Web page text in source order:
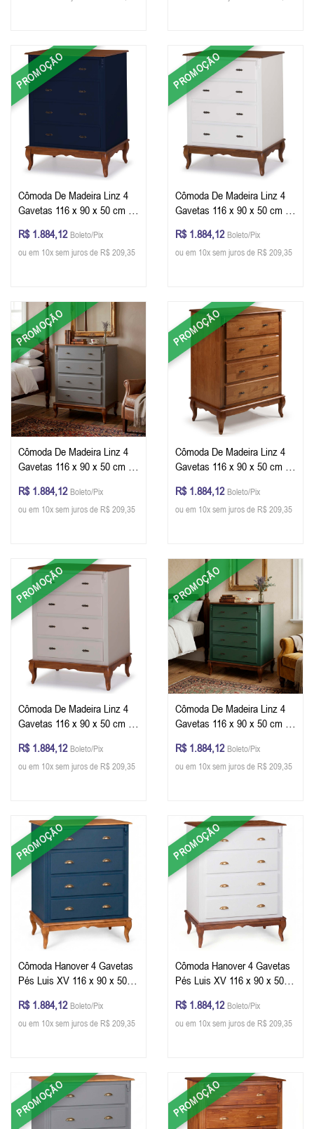
PROMOÇÃO
Cômoda De Madeira Linz 4
Gavetas 116 x 90 x 50 cm -
Glazer
R$ 1.884,12 Boleto/Pix
ou em 10x sem juros de R$ 209,35
PROMOÇÃO
Cômoda De Madeira Linz 4
Gavetas 116 x 90 x 50 cm -
R$ 1.884,12 Boleto/Pix
ou em 10x sem juros de R$ 209,35
PROMOÇÃO
Cômoda De Madeira Linz 4
Gavetas 116 x 90 x 50 cm -
Glazer
R$ 1.884,12 Boleto/Pix
ou em 10x sem juros de R$ 209,35
PROMOÇÃO
Cômoda De Madeira Linz 4
Gavetas 116 x 90 x 50 cm -
R$ 1.884,12 Boleto/Pix
ou em 10x sem juros de R$ 209,35
PROMOÇÃO
Cômoda De Madeira Linz 4
Gavetas 116 x 90 x 50 cm -
R$ 1.884,12 Boleto/Pix
ou em 10x sem juros de R$ 209,35
PROMOÇÃO
Cômoda De Madeira Linz 4
Gavetas 116 x 90 x 50 cm -
Glazer
R$ 1.884,12 Boleto/Pix
ou em 10x sem juros de R$ 209,35
PROMOÇÃO
Cômoda Hanover 4 Gavetas
Pés Luis XV 116 x 90 x 50
Petróleo/Imbuia Glazer
R$ 1.884,12 Boleto/Pix
ou em 10x sem juros de R$ 209,35
PROMOÇÃO
Cômoda Hanover 4 Gavetas
Pés Luis XV 116 x 90 x 50
Branco/Imbuia Glazer
R$ 1.884,12 Boleto/Pix
ou em 10x sem juros de R$ 209,35
PROMOÇÃO PROMOÇÃO